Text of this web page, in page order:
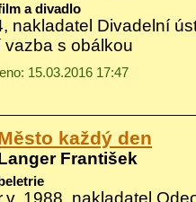
a divadlo
nakladatel Divadelní
vazba s obálkou
15.03.2016 17:47
každý den
František